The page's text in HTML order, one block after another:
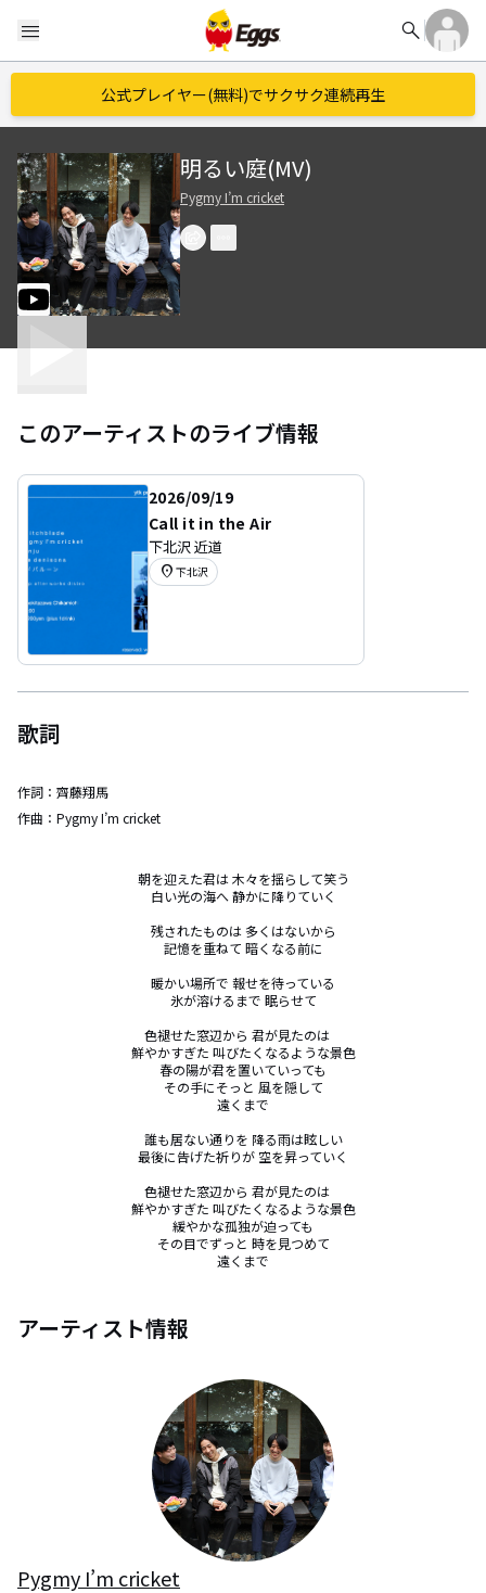
menu search
公式プレイヤー(無料)でサクサク連続再生
明るい庭(MV)
Pygmy I’m cricket
このアーティストのライブ情報
2026/09/19
Call it in the Air
下北沢 近道
location_on 下北沢
歌詞
作詞： 齊藤翔馬
作曲： Pygmy I’m cricket
朝を迎えた君は 木々を揺らして笑う
白い光の海へ 静かに降りていく
残されたものは 多くはないから
記憶を重ねて 暗くなる前に
暖かい場所で 報せを待っている
氷が溶けるまで 眠らせて
色褪せた窓辺から 君が見たのは
鮮やかすぎた 叫びたくなるような景色
春の陽が君を置いていっても
その手にそっと 風を隠して
遠くまで
誰も居ない通りを 降る雨は眩しい
最後に告げた祈りが 空を昇っていく
色褪せた窓辺から 君が見たのは
鮮やかすぎた 叫びたくなるような景色
緩やかな孤独が迫っても
その目でずっと 時を見つめて
遠くまで
アーティスト情報
Pygmy I’m cricket